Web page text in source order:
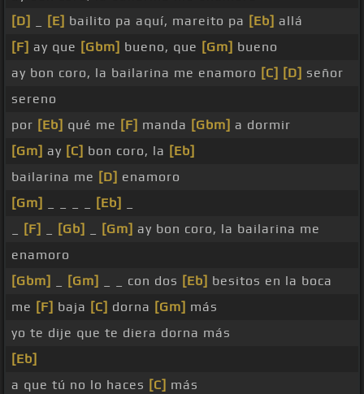
[D]
[E] bailito pa aquí, mareito pa [Eb] allá
[F] ay que [Gbm] bueno, que [Gm] bueno
ay bon coro, la bailarina me enamoro [C] [D] señor
sereno
por [Eb] qué me [F] manda [Gbm] a dormir
[Gm] ay [C] bon coro, la [Eb]
bailarina me [D] enamoro
[Gm]
[Eb]
[F] [Gb] [Gm] ay bon coro, la bailarina me
enamoro
[Gbm]
[Gm] _ _ con dos [Eb] besitos en la boca
me [F] baja [C] dorna [Gm] más
yo te dije que te diera dorna más
[Eb]
a que tú no lo haces [C] más